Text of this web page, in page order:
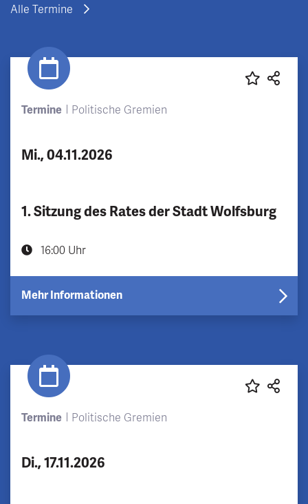
Alle Termine
Termine Politische Gremien
Mi., 04.11.2026
1. Sitzung des Rates der Stadt Wolfsburg
16:00 Uhr
Mehr Informationen
Termine Politische Gremien
Di., 17.11.2026